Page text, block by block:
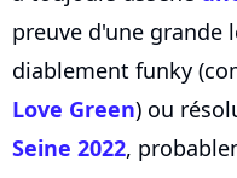
preuve d'une grande
diablement funky
Love Green) ou
Seine 2022,